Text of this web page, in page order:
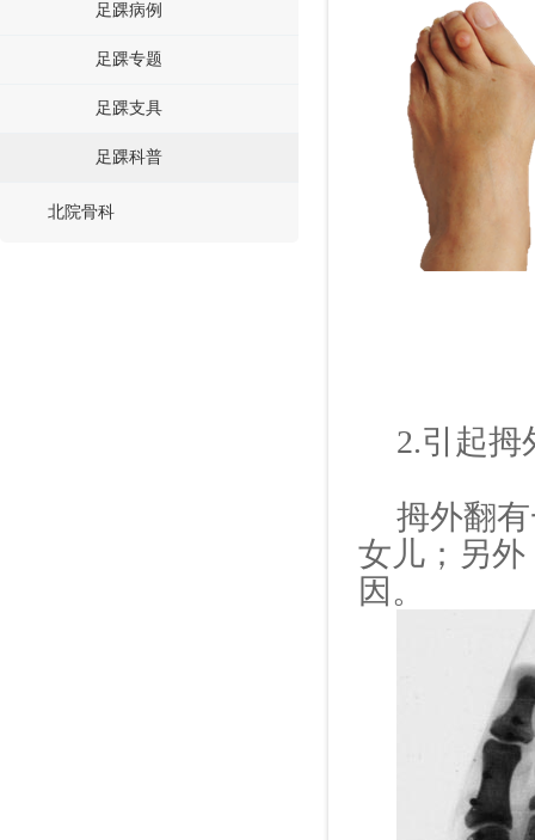
足踝病例
足踝专题
足踝支具
足踝科普
北院骨科
2.引起拇
拇外翻
女儿；另
因。